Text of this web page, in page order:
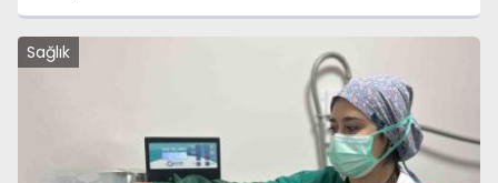
güçlendiği bir Türkiye kurmak istiyoruz"
Sağlık